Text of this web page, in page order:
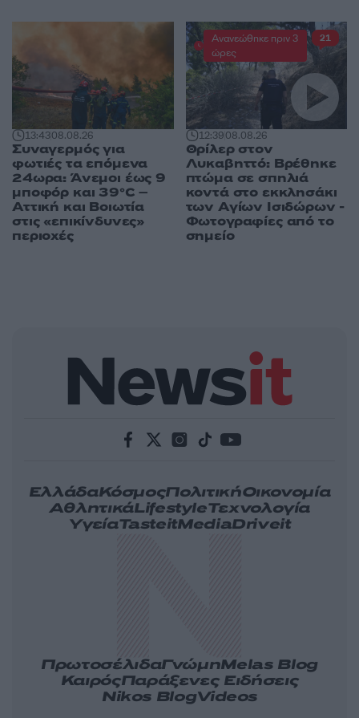
13:4308.08.26
Συναγερμός για
φωτιές τα επόμενα
24ωρα: Άνεμοι έως 9
μποφόρ και 39°C –
Αττική και Βοιωτία
στις «επικίνδυνες»
περιοχές
12:3908.08.26
Θρίλερ στον
Λυκαβηττό: Βρέθηκε
πτώμα σε σπηλιά
κοντά στο εκκλησάκι
των Αγίων Ισιδώρων -
Φωτογραφίες από το
σημείο
Ανανεώθηκε πριν 3
ώρες
21
ΕλλάδαΚόσμοςΠολιτικήΟικονομία
ΑθλητικάLifestyleΤεχνολογία
ΥγείαTasteitMediaDriveit
ΠρωτοσέλιδαΓνώμηMelas Blog
ΚαιρόςΠαράξενες Ειδήσεις
Nikos BlogVideos